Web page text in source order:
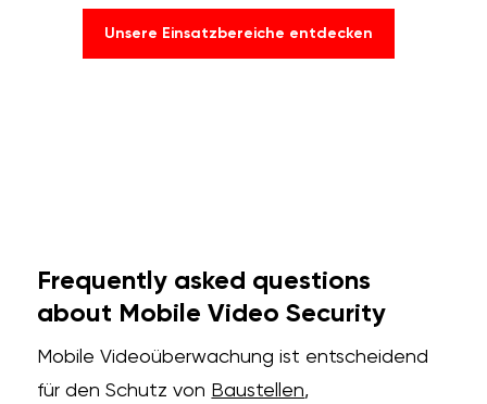
Unsere Einsatzbereiche entdecken
Frequently asked questions
about Mobile Video Security
Mobile Videoüberwachung ist entscheidend
für den Schutz von Baustellen,